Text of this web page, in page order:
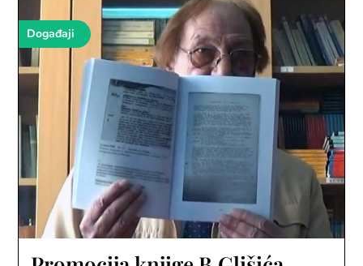
Događaji